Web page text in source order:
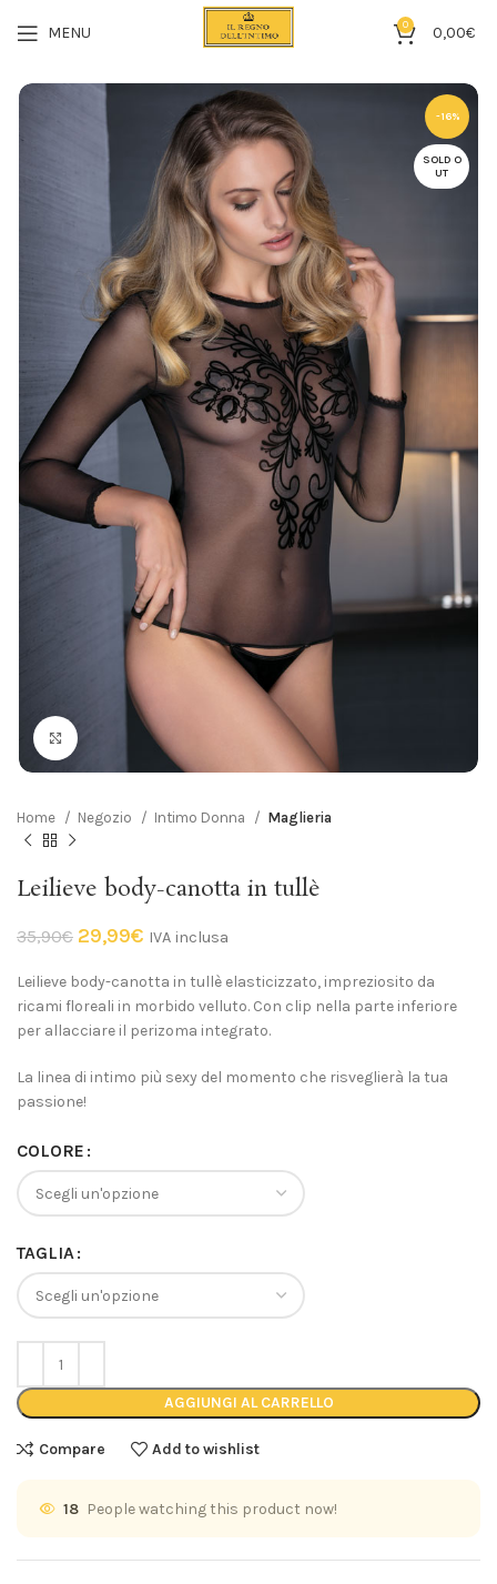
MENU 0 0,00€
-16%
SOLD O
UT
Click to enlarge
Home Negozio Intimo Donna Maglieria
Leilieve body-canotta in tullè
35,90€ 29,99€ IVA inclusa
Leilieve body-canotta in tullè elasticizzato, impreziosito da
ricami floreali in morbido velluto. Con clip nella parte inferiore
per allacciare il perizoma integrato.
La linea di intimo più sexy del momento che risveglierà la tua
passione!
COLORE
TAGLIA
AGGIUNGI AL CARRELLO
Compare Add to wishlist
18 People watching this product now!